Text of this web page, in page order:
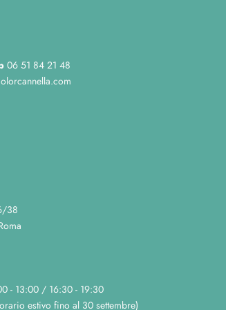
06 51 84 21 48
38
- 13:00 / 16:30 - 19:30
estivo fino al 30 settembre)